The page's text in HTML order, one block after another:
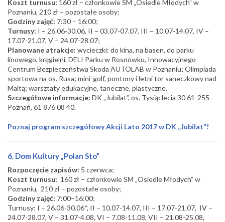
Koszt turnusu: 160 zł – członkowie SM „Osiedle Młodych” w
Poznaniu, 210 zł – pozostałe osoby;
Godziny zajęć: 7:30 – 16:00;
Turnusy: I – 26.06-30.06, II – 03.07-07.07, III – 10.07-14.07, IV –
17.07-21.07, V – 24.07-28.07;
Planowane atrakcje: wycieczki: do kina, na basen, do parku
linowego, kręgielni, DELI Parku w Rosnówku, Innowacyjnego
Centrum Bezpieczeństwa Skoda AUTOLAB w Poznaniu; Olimpiada
sportowa na os. Rusa; mini-golf, pontony i letni tor saneczkowy nad
Maltą; warsztaty edukacyjne, taneczne, plastyczne.
Szczegółowe informacje: DK „Jubilat”, os. Tysiąclecia 30 61-255
Poznań, 61 876 08 40.
Poznaj program szczegółowy Akcji Lato 2017 w DK „Jubilat”!
6. Dom Kultury „Polan Sto”
Rozpoczęcie zapisów: 5 czerwca;
Koszt turnusu: 160 zł – członkowie SM „Osiedle Młodych” w
Poznaniu, 210 zł – pozostałe osoby;
Godziny zajęć: 7:00–16:00;
Turnusy: I – 26.06-30.06*, II – 10.07-14.07, III – 17.07-21.07, IV –
24.07-28.07, V – 31.07-4.08, VI – 7.08-11.08, VII – 21.08-25.08,